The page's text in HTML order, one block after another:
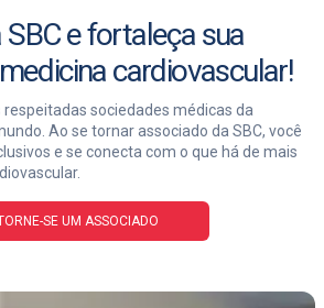
e fortaleça sua
cardiovascular!
respeitadas sociedades médicas da
Ao se tornar associado da SBC, você
e se conecta com o que há de mais
SE UM ASSOCIADO